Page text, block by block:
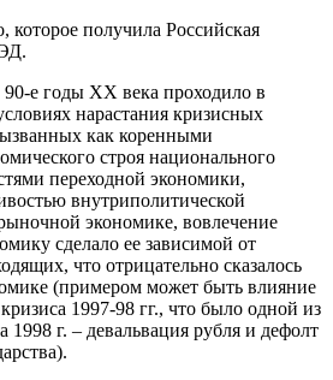
которое получила Российская
е годы XX века проходило в
нарастания кризисных
как коренными
строя националь­ного
переходной экономики,
внутриполитической
экономике, вовлечение
сделало ее зависимой от
что отрицательно сказалось
(примером может быть влияние
1997-98 гг., что было одной из
1998 г. – девальвация рубля и дефолт